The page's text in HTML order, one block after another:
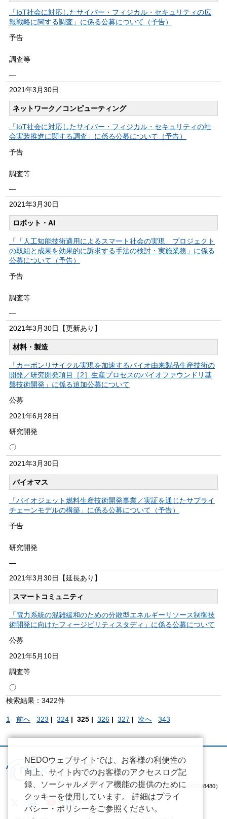
「IoT社会に対応したサイバー・フィジカル・セキュリティの広
報戦略に関する調査」に係る公募について（予告）
予告
調査等
―
2021年3月30日
ネットワーク／コンピューティング
「IoT社会に対応したサイバー・フィジカル・セキュリティの社
会実装推進に関する調査」に係る公募について（予告）
予告
調査等
―
2021年3月30日
ロボット・AI
「「人工知能技術適用によるスマート社会の実現」プロジェクト
の取組と成果を効果的に訴求する手法の検討・実施業務」に係る
公募について（予告）
予告
調査等
―
2021年3月30日 【更新あり】
材料・製造
「カーボンリサイクル実現を加速するバイオ由来製品生産技術の
開発／研究開発項目［2］生産プロセスのバイオファウンドリ基
盤技術開発」に係る追加公募について
公募
2021年6月28日
研究開発
〇
2021年3月30日
バイオマス
「バイオジェット燃料生産技術開発事業／実証を通じたサプライ
チェーンモデルの構築」に係る公募について（予告）
予告
研究開発
―
2021年3月30日 【延長あり】
スマートコミュニティ
「電力系統の混雑緩和のための分散型エネルギーリソース制御技
術開発に向けたフィージビリティスタディ」に係る公募について
公募
2021年5月10日
調査等
〇
検索結果：3422件
1 前へ 323 | 324 | 325 | 326 | 327 | 次へ 343
（法人番号 2020005008480）
NEDOウェブサイトでは、お客様の利便性の
向上、サイト内でのお客様のアクセスログ記
録、ソーシャルメディア機能の提供のために
クッキーを使用しています。 詳細はプライ
バシー・ポリシーをご参照ください。